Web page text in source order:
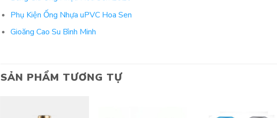
Phụ Kiện Ống Nhựa uPVC Hoa Sen
Gioăng Cao Su Bình Minh
SẢN PHẨM TƯƠNG TỰ